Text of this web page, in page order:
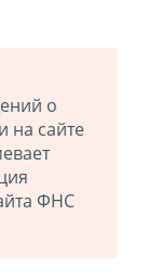
о
на сайте
ФНС